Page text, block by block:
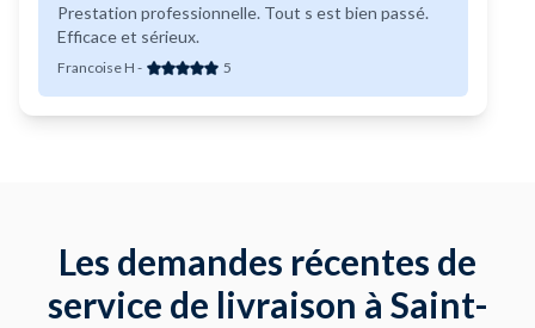
Prestation professionnelle. Tout s est bien passé.
Efficace et sérieux.
Francoise H - 5
Les demandes récentes de
service de livraison à Saint-